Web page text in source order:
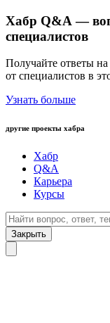
Хабр Q&A —
специалистов
Получайте ответы
от специалистов в
Узнать больше
другие проекты хабра
Хабр
Q&A
Карьера
Курсы
Закрыть